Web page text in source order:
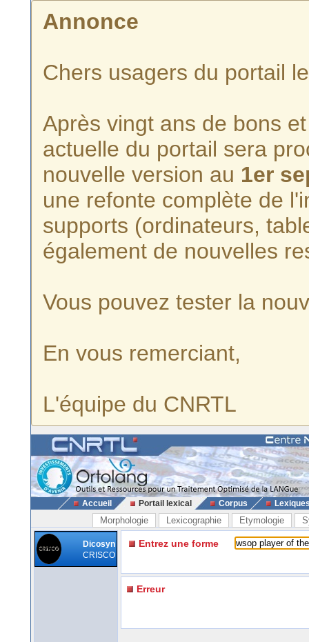
Annonce
Chers usagers du portail
Après vingt ans de bons
actuelle du portail sera
nouvelle version au 1er
une refonte complète de
supports (ordinateurs,
également de nouvelles
Vous pouvez tester la
En vous remerciant,
L'équipe du CNRTL
Accueil Portail lexical Corpus
Morphologie Lexicographie Etymologie
Dicosyn
CRISCO
Entrez une forme
Erreur